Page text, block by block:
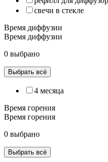
свечи в стекле
Время диффузии
Время диффузии
0 выбрано
Выбрать всё
4 месяца
Время горения
Время горения
0 выбрано
Выбрать всё